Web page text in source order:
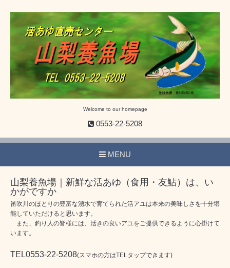
Welcome to our homepage
0553-22-5208
MENU
山梨養魚場｜新鮮な活あゆ（食用・友鮎）は、い
かがですか
笛吹川のほとりの豊富な湧水で育てられた活アユは本来の美味しさを十分堪
能していただけると思います。
また、釣り人の皆様には、活きの良いアユをご提供できるように心掛けて
います。
TEL0553-22-5208(スマホの方はTELタップできます)